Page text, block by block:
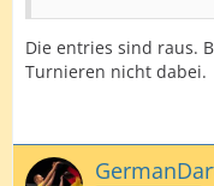
Die entries sind raus.
Turnieren nicht dabei.